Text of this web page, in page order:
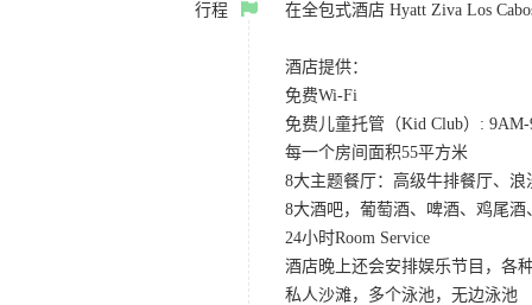
行程 在全包式酒店 Hyatt Ziva Los
酒店提供：
免费Wi-Fi
免费儿童托管（Kid Club）:
每一个房间面积55平方米
8大主题餐厅：高级牛排餐厅、
8大酒吧，葡萄酒、啤酒、鸡尾
24小时Room Service
酒店晚上还会安排娱乐节目，各
私人沙滩，多个泳池，无边泳池